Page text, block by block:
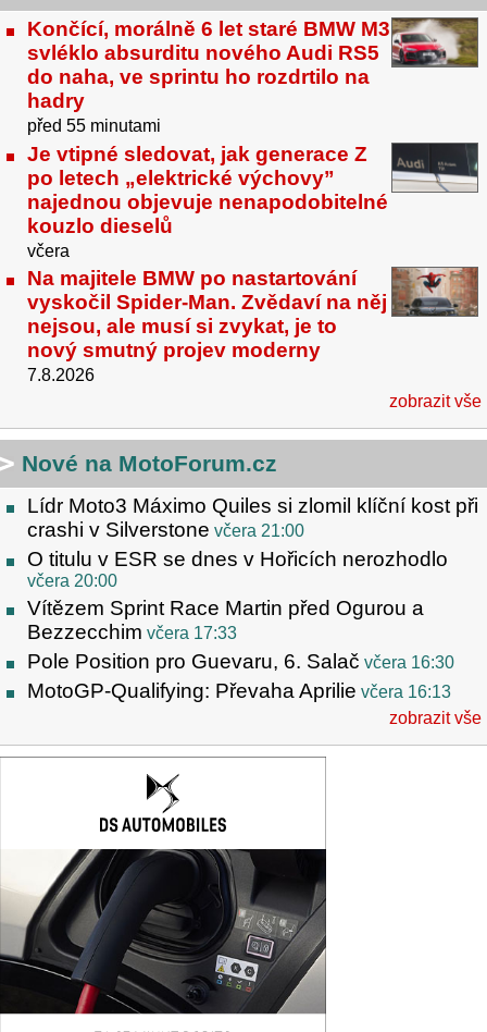
Končící, morálně 6 let staré BMW M3
svléklo absurditu nového Audi RS5
do naha, ve sprintu ho rozdrtilo na
hadry
před 55 minutami
Je vtipné sledovat, jak generace Z
po letech „elektrické výchovy”
najednou objevuje nenapodobitelné
kouzlo dieselů
včera
Na majitele BMW po nastartování
vyskočil Spider-Man. Zvědaví na něj
nejsou, ale musí si zvykat, je to
nový smutný projev moderny
7.8.2026
zobrazit vše
Nové na MotoForum.cz
Lídr Moto3 Máximo Quiles si zlomil klíční kost při
crashi v Silverstone včera 21:00
O titulu v ESR se dnes v Hořicích nerozhodlo
včera 20:00
Vítězem Sprint Race Martin před Ogurou a
Bezzecchim včera 17:33
Pole Position pro Guevaru, 6. Salač včera 16:30
MotoGP-Qualifying: Převaha Aprilie včera 16:13
zobrazit vše